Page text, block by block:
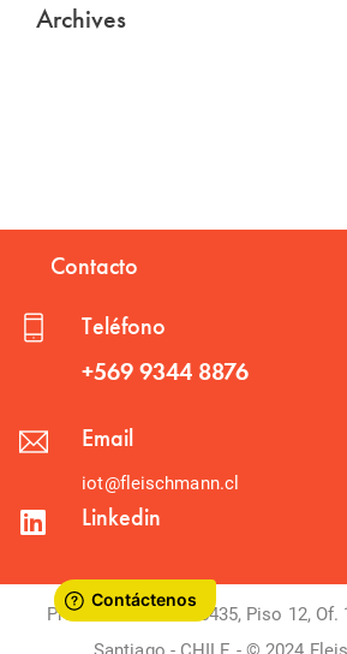
Archives
Contacto
Teléfono
+569 9344 8876
Email
iot@fleischmann.cl
Linkedin
Presidente Riesco 5435, Piso 12, Of.